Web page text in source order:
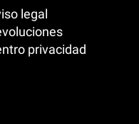
legal
privacidad